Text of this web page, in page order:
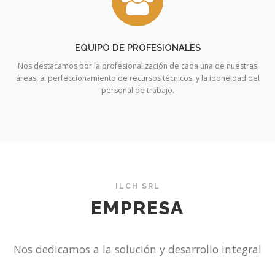
EQUIPO DE PROFESIONALES
Nos destacamos por la profesionalización de cada una de nuestras
áreas, al perfeccionamiento de recursos técnicos, y la idoneidad del
personal de trabajo.
ILCH SRL
EMPRESA
Nos dedicamos a la solución y desarrollo integral